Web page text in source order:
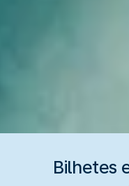
Bilhetes